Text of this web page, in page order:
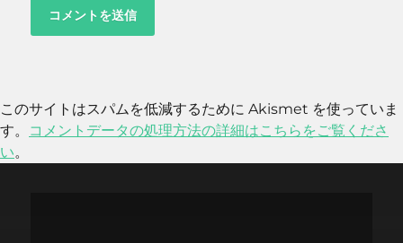
このサイトはスパムを低減するために Akismet を使っていま
す。
コメントデータの処理方法の詳細はこちらをご覧くださ
い。